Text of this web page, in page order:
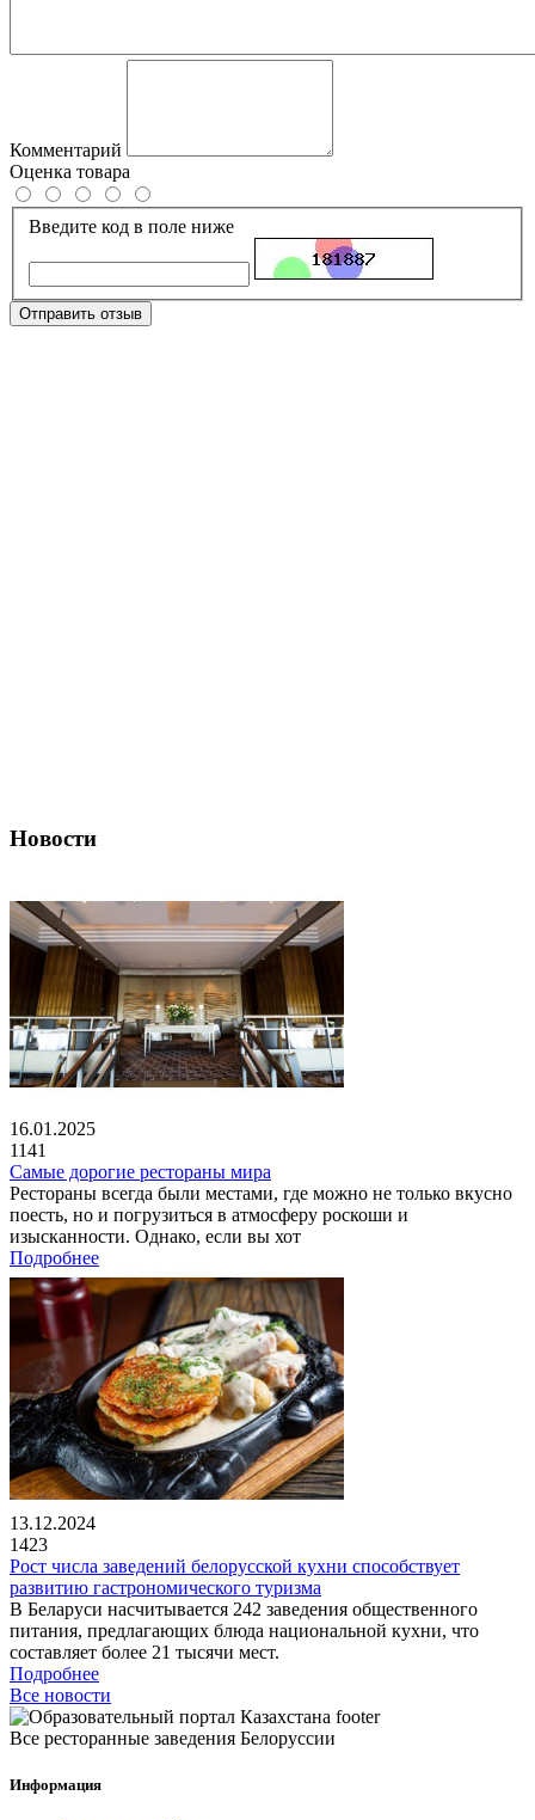
Комментарий
Оценка товара
Введите код в поле ниже
Отправить отзыв
Новости
16.01.2025
1141
Самые дорогие рестораны мира
Рестораны всегда были местами, где можно не только вкусно
поесть, но и погрузиться в атмосферу роскоши и
изысканности. Однако, если вы хот
Подробнее
13.12.2024
1423
Рост числа заведений белорусской кухни способствует
развитию гастрономического туризма
В Беларуси насчитывается 242 заведения общественного
питания, предлагающих блюда национальной кухни, что
составляет более 21 тысячи мест.
Подробнее
Все новости
Все ресторанные заведения Белоруссии
Информация